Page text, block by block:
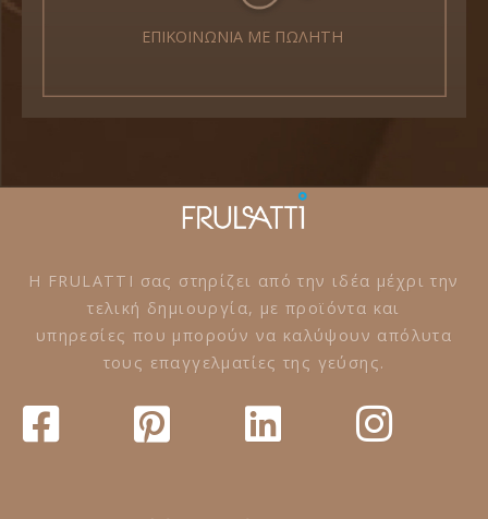
ΕΠΙΚΟΙΝΩΝΙΑ ΜΕ ΠΩΛΗΤΗ
Η FRULATTI σας στηρίζει από την ιδέα μέχρι την
τελική δημιουργία, με προϊόντα και
υπηρεσίες που μπορούν να καλύψουν απόλυτα
τους επαγγελματίες της γεύσης.